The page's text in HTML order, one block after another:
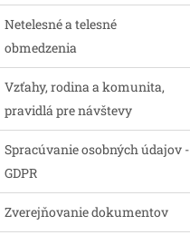
Netelesné a telesné
obmedzenia
Vzťahy, rodina a komunita,
pravidlá pre návštevy
Spracúvanie osobných údajov -
GDPR
Zverejňovanie dokumentov